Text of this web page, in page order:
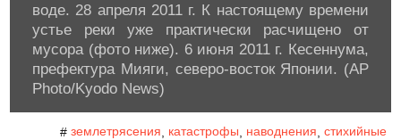
воде. 28 апреля 2011 г. К настоящему времени
устье реки уже практически расчищено от
мусора (фото ниже). 6 июня 2011 г. Кесеннума,
префектура Мияги, северо-восток Японии. (AP
Photo/Kyodo News)
# землетрясения катастрофы наводнения стихийные